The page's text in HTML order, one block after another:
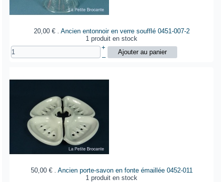
20,00 € . Ancien entonnoir en verre soufflé 0451-007-2
1 produit en stock
+
–
50,00 € . Ancien porte-savon en fonte émaillée 0452-011
1 produit en stock